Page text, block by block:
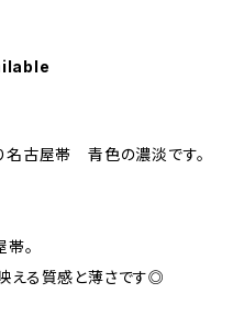
名古屋帯 青色の濃淡です。
。
える質感と薄さです◎